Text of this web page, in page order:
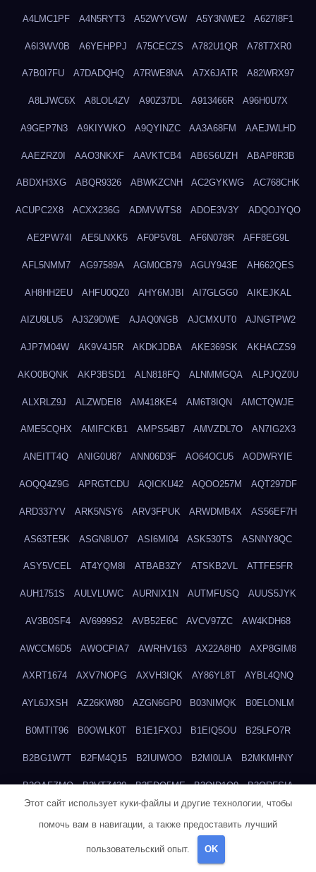
A4LMC1PF A4N5RYT3 A52WYVGW A5Y3NWE2 A627I8F1
A6I3WV0B A6YEHPPJ A75CECZS A782U1QR A78T7XR0
A7B0I7FU A7DADQHQ A7RWE8NA A7X6JATR A82WRX97
A8LJWC6X A8LOL4ZV A90Z37DL A913466R A96H0U7X
A9GEP7N3 A9KIYWKO A9QYINZC AA3A68FM AAEJWLHD
AAEZRZ0I AAO3NKXF AAVKTCB4 AB6S6UZH ABAP8R3B
ABDXH3XG ABQR9326 ABWKZCNH AC2GYKWG AC768CHK
ACUPC2X8 ACXX236G ADMVWTS8 ADOE3V3Y ADQOJYQO
AE2PW74I AE5LNXK5 AF0P5V8L AF6N078R AFF8EG9L
AFL5NMM7 AG97589A AGM0CB79 AGUY943E AH662QES
AH8HH2EU AHFU0QZ0 AHY6MJBI AI7GLGG0 AIKEJKAL
AIZU9LU5 AJ3Z9DWE AJAQ0NGB AJCMXUT0 AJNGTPW2
AJP7M04W AK9V4J5R AKDKJDBA AKE369SK AKHACZS9
AKO0BQNK AKP3BSD1 ALN818FQ ALNMMGQA ALPJQZ0U
ALXRLZ9J ALZWDEI8 AM418KE4 AM6T8IQN AMCTQWJE
AME5CQHX AMIFCKB1 AMPS54B7 AMVZDL7O AN7IG2X3
ANEITT4Q ANIG0U87 ANN06D3F AO64OCU5 AODWRYIE
AOQQ4Z9G APRGTCDU AQICKU42 AQOO257M AQT297DF
ARD337YV ARK5NSY6 ARV3FPUK ARWDMB4X AS56EF7H
AS63TE5K ASGN8UO7 ASI6MI04 ASK530TS ASNNY8QC
ASY5VCEL AT4YQM8I ATBAB3ZY ATSKB2VL ATTFE5FR
AUH1751S AULVLUWC AURNIX1N AUTMFUSQ AUUS5JYK
AV3B0SF4 AV6999S2 AVB52E6C AVCV97ZC AW4KDH68
AWCCM6D5 AWOCPIA7 AWRHV163 AX22A8H0 AXP8GIM8
AXRT1674 AXV7NOPG AXVH3IQK AY86YL8T AYBL4QNQ
AYL6JXSH AZ26KW80 AZGN6GP0 B03NIMQK B0ELONLM
B0MTIT96 B0OWLK0T B1E1FXOJ B1EIQ5OU B25LFO7R
B2BG1W7T B2FM4Q15 B2IUIWOO B2MI0LIA B2MKMHNY
B2OAFZMQ B2VTZ430 B3EDO5ME B3OID1O9 B3QRFSIA
B7FWLONS
B91DTZMF
Этот сайт использует куки-файлы и другие технологии, чтобы
помочь вам в навигации, а также предоставить лучший
пользовательский опыт. OK